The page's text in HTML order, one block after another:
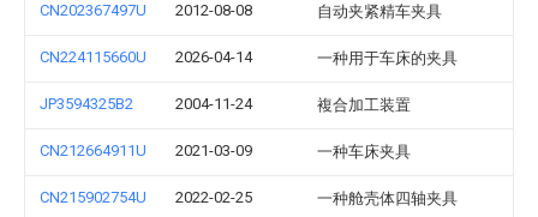
CN202367497U 2012-08-08 自动夹紧精车夹具
CN224115660U 2026-04-14 一种用于车床的夹具
JP3594325B2 2004-11-24 複合加工装置
CN212664911U 2021-03-09 一种车床夹具
CN215902754U 2022-02-25 一种舱壳体四轴夹具